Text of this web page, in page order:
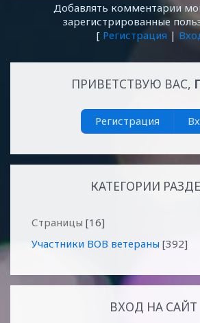
Добавлять комментарии
зарегистрированные
[ Регистрация |
ПРИВЕТСТВУЮ ВАС,
Регистрация
КАТЕГОРИИ
Страницы [16]
Участники ВОВ ветераны [392]
ВХОД НА САЙТ